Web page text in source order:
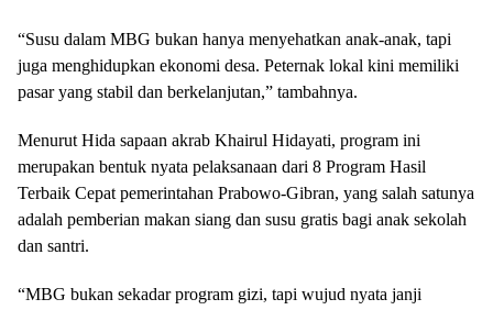
“Susu dalam MBG bukan hanya menyehatkan anak-anak, tapi
juga menghidupkan ekonomi desa. Peternak lokal kini memiliki
pasar yang stabil dan berkelanjutan,” tambahnya.
Menurut Hida sapaan akrab Khairul Hidayati, program ini
merupakan bentuk nyata pelaksanaan dari 8 Program Hasil
Terbaik Cepat pemerintahan Prabowo-Gibran, yang salah satunya
adalah pemberian makan siang dan susu gratis bagi anak sekolah
dan santri.
“MBG bukan sekadar program gizi, tapi wujud nyata janji